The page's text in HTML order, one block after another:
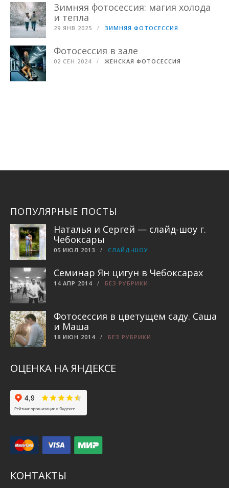
Зимняя фотосессия: магия холода
и тепла
29 ЯНВ 2025 ЗИМНЯЯ ФОТОСЕССИЯ
Фотосессия в зале
02 СЕН 2024 ЖЕНСКАЯ ФОТОСЕССИЯ
ПОПУЛЯРНЫЕ ПОСТЫ
Наталья и Сергей — слайд-шоу г.
Чебоксары
05 ИЮЛ 2013 СЛАЙД-ШОУ
Семинар Ян цигун в Чебоксарах
14 АПР 2014 БЕЗ РУБРИКИ
Фотосессия в цветущем саду. Саша
и Маша
18 ИЮН 2014 БЕЗ РУБРИКИ
ОЦЕНКА НА ЯНДЕКСЕ
КОНТАКТЫ